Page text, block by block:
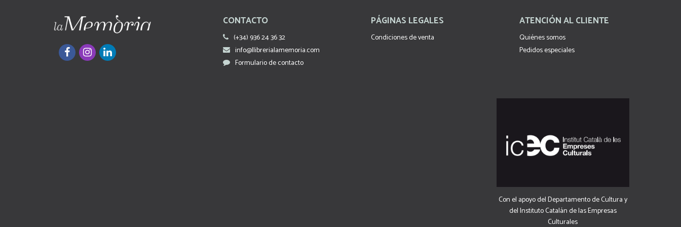
CONTACTO
(+34) 936 24 36 32
info@llibrerialamemoria.com
Formulario de contacto
PÁGINAS LEGALES
Condiciones de venta
ATENCIÓN AL CLIENTE
Quiénes somos
Pedidos especiales
Con el apoyo del Departamento de Cultura y
del Instituto Catalán de las Empresas
Culturales